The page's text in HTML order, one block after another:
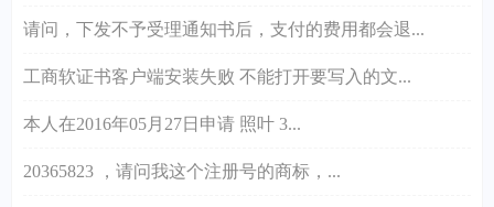
请问，下发不予受理通知书后，支付的费用都会退...
工商软证书客户端安装失败 不能打开要写入的文...
本人在2016年05月27日申请 照叶 3...
20365823 ，请问我这个注册号的商标，...